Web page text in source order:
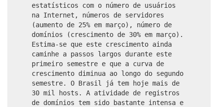
estatísticos com o número de usuários
na Internet, números de servidores
(aumento de 25% em março), número de
domínios (crescimento de 30% em março).
Estima-se que este crescimento ainda
caminhe a passos largos durante este
primeiro semestre e que a curva de
crescimento diminua ao longo do segundo
semestre. O Brasil já tem hoje mais de
30 mil hosts. A atividade de registros
de domínios tem sido bastante intensa e